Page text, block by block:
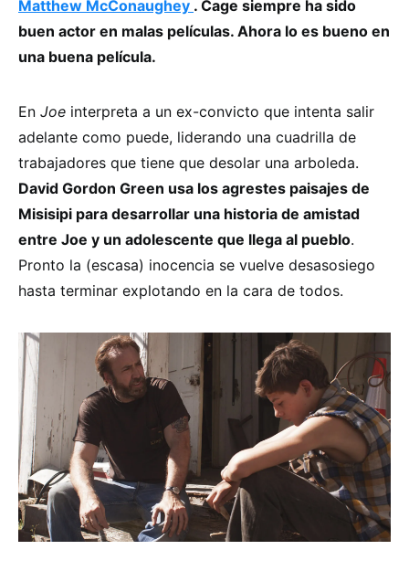
Matthew McConaughey . Cage siempre ha sido
buen actor en malas películas. Ahora lo es bueno en
una buena película.
En Joe interpreta a un ex-convicto que intenta salir
adelante como puede, liderando una cuadrilla de
trabajadores que tiene que desolar una arboleda.
David Gordon Green usa los agrestes paisajes de
Misisipi para desarrollar una historia de amistad
entre Joe y un adolescente que llega al pueblo.
Pronto la (escasa) inocencia se vuelve desasosiego
hasta terminar explotando en la cara de todos.